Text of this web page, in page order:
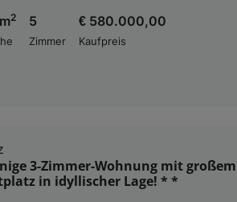
2
5
Zimmer
€ 580.000,00
Kaufpreis
3-Zimmer-Wohnung mit
in idyllischer Lage! * *